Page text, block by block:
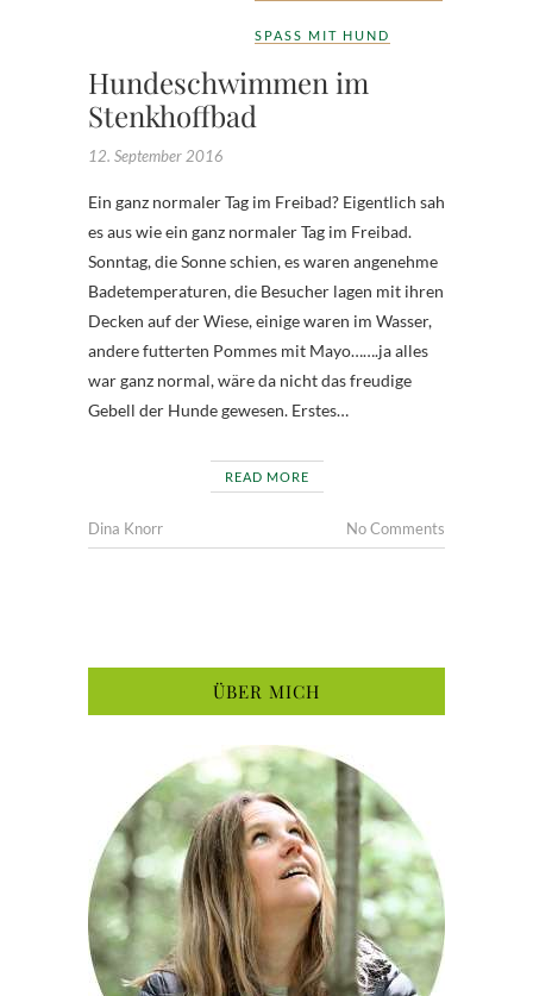
SPASS MIT HUND
Hundeschwimmen im
Stenkhoffbad
12. September 2016
Ein ganz normaler Tag im Freibad? Eigentlich sah
es aus wie ein ganz normaler Tag im Freibad.
Sonntag, die Sonne schien, es waren angenehme
Badetemperaturen, die Besucher lagen mit ihren
Decken auf der Wiese, einige waren im Wasser,
andere futterten Pommes mit Mayo…….ja alles
war ganz normal, wäre da nicht das freudige
Gebell der Hunde gewesen. Erstes…
READ MORE
Dina Knorr No Comments
ÜBER MICH